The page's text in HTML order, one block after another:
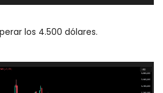
los 4.500 dólares.